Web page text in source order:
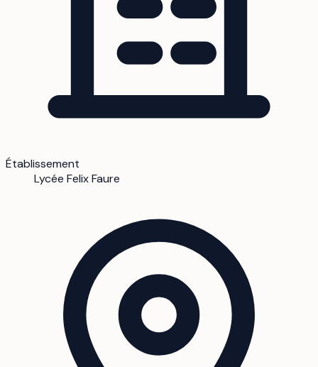
Établissement
Lycée Felix Faure